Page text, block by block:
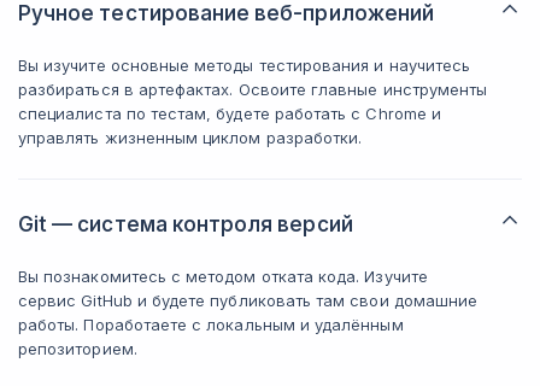
Ручное тестирование веб-приложений
Вы изучите основные методы тестирования и научитесь
разбираться в артефактах. Освоите главные инструменты
специалиста по тестам, будете работать с Chrome и
управлять жизненным циклом разработки.
Git — система контроля версий
Вы познакомитесь с методом отката кода. Изучите
сервис GitHub и будете публиковать там свои домашние
работы. Поработаете с локальным и удалённым
репозиторием.